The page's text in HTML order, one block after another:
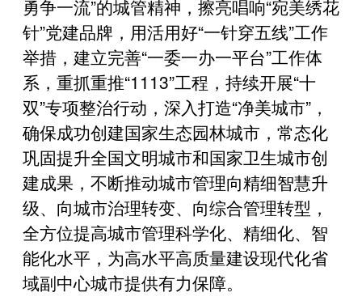
勇争一流”的城管精神，擦亮唱响“宛美绣花
针”党建品牌，用活用好“一针穿五线”工作
举措，建立完善“一委一办一平台”工作体
系，重抓重推“1113”工程，持续开展“十
双”专项整治行动，深入打造“净美城市”，
确保成功创建国家生态园林城市，常态化
巩固提升全国文明城市和国家卫生城市创
建成果，不断推动城市管理向精细智慧升
级、向城市治理转变、向综合管理转型，
全方位提高城市管理科学化、精细化、智
能化水平，为高水平高质量建设现代化省
域副中心城市提供有力保障。